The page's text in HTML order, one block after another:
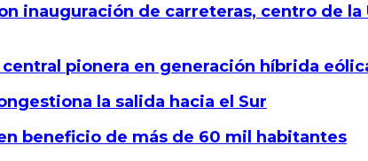
inauguración de carreteras, centro de la
pionera en generación híbrida
la salida hacia el Sur
beneficio de más de 60 mil habitantes